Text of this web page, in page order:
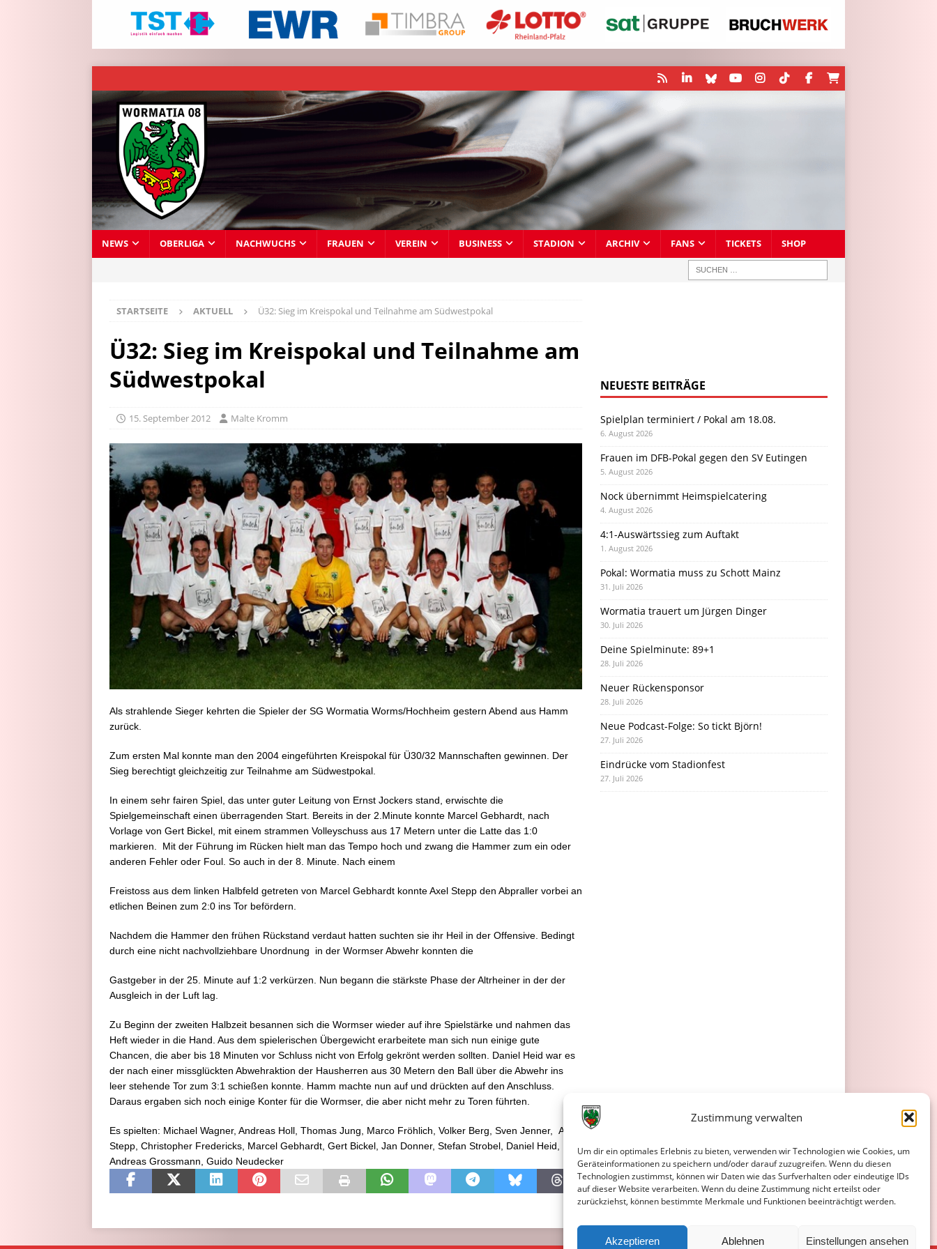
Zustimmung verwalten
Um dir ein optimales Erlebnis zu bieten, verwenden wir Technologien wie Cookies, um
Geräteinformationen zu speichern und/oder darauf zuzugreifen. Wenn du diesen
Technologien zustimmst, können wir Daten wie das Surfverhalten oder eindeutige IDs
auf dieser Website verarbeiten. Wenn du deine Zustimmung nicht erteilst oder
zurückziehst, können bestimmte Merkmale und Funktionen beeinträchtigt werden.
Akzeptieren Ablehnen Einstellungen ansehen
NEWS OBERLIGA NACHWUCHS FRAUEN VEREIN BUSINESS STADION ARCHIV FANS TICKETS SHOP
STARTSEITE AKTUELL Ü32: Sieg im Kreispokal und Teilnahme am Südwestpokal
Ü32: Sieg im Kreispokal und Teilnahme am
Südwestpokal
15. September 2012 Malte Kromm
Als strahlende Sieger kehrten die Spieler der SG Wormatia Worms/Hochheim gestern Abend aus Hamm
zurück.
Zum ersten Mal konnte man den 2004 eingeführten Kreispokal für Ü30/32 Mannschaften gewinnen. Der
Sieg berechtigt gleichzeitig zur Teilnahme am Südwestpokal.
In einem sehr fairen Spiel, das unter guter Leitung von Ernst Jockers stand, erwischte die
Spielgemeinschaft einen überragenden Start. Bereits in der 2.Minute konnte Marcel Gebhardt, nach
Vorlage von Gert Bickel, mit einem strammen Volleyschuss aus 17 Metern unter die Latte das 1:0
markieren. Mit der Führung im Rücken hielt man das Tempo hoch und zwang die Hammer zum ein oder
anderen Fehler oder Foul. So auch in der 8. Minute. Nach einem
Freistoss aus dem linken Halbfeld getreten von Marcel Gebhardt konnte Axel Stepp den Abpraller vorbei an
etlichen Beinen zum 2:0 ins Tor befördern.
Nachdem die Hammer den frühen Rückstand verdaut hatten suchten sie ihr Heil in der Offensive. Bedingt
durch eine nicht nachvollziehbare Unordnung in der Wormser Abwehr konnten die
Gastgeber in der 25. Minute auf 1:2 verkürzen. Nun begann die stärkste Phase der Altrheiner in der der
Ausgleich in der Luft lag.
Zu Beginn der zweiten Halbzeit besannen sich die Wormser wieder auf ihre Spielstärke und nahmen das
Heft wieder in die Hand. Aus dem spielerischen Übergewicht erarbeitete man sich nun einige gute
Chancen, die aber bis 18 Minuten vor Schluss nicht von Erfolg gekrönt werden sollten. Daniel Heid war es
der nach einer missglückten Abwehraktion der Hausherren aus 30 Metern den Ball über die Abwehr ins
leer stehende Tor zum 3:1 schießen konnte. Hamm machte nun auf und drückten auf den Anschluss.
Daraus ergaben sich noch einige Konter für die Wormser, die aber nicht mehr zu Toren führten.
Es spielten: Michael Wagner, Andreas Holl, Thomas Jung, Marco Fröhlich, Volker Berg, Sven Jenner, Axel
Stepp, Christopher Fredericks, Marcel Gebhardt, Gert Bickel, Jan Donner, Stefan Strobel, Daniel Heid,
Andreas Grossmann, Guido Neudecker
NEUESTE BEITRÄGE
Spielplan terminiert / Pokal am 18.08.
6. August 2026
Frauen im DFB-Pokal gegen den SV Eutingen
5. August 2026
Nock übernimmt Heimspielcatering
4. August 2026
4:1-Auswärtssieg zum Auftakt
1. August 2026
Pokal: Wormatia muss zu Schott Mainz
31. Juli 2026
Wormatia trauert um Jürgen Dinger
30. Juli 2026
Deine Spielminute: 89+1
28. Juli 2026
Neuer Rückensponsor
28. Juli 2026
Neue Podcast-Folge: So tickt Björn!
27. Juli 2026
Eindrücke vom Stadionfest
27. Juli 2026